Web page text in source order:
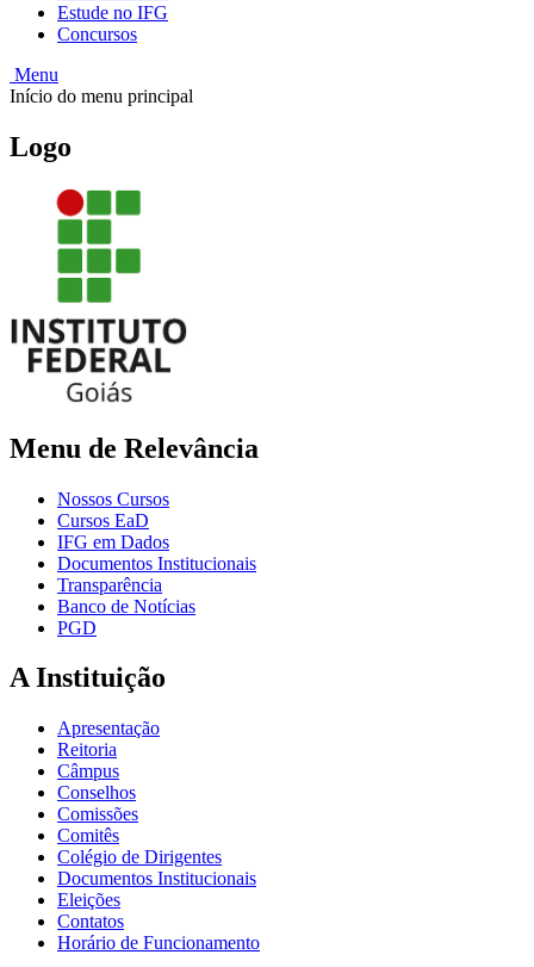
Estude no IFG
Concursos
Menu
Início do menu principal
Logo
Menu de Relevância
Nossos Cursos
Cursos EaD
IFG em Dados
Documentos Institucionais
Transparência
Banco de Notícias
PGD
A Instituição
Apresentação
Reitoria
Câmpus
Conselhos
Comissões
Comitês
Colégio de Dirigentes
Documentos Institucionais
Eleições
Contatos
Horário de Funcionamento